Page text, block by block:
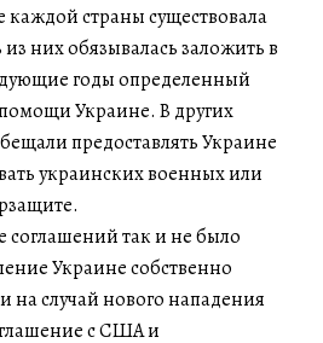
каждой страны существовала
них обязывалась заложить в
годы определенный
Украине. В других
предоставлять Украине
украинских военных или
соглашений так и не было
Украине собственно
на случай нового нападения
с США и